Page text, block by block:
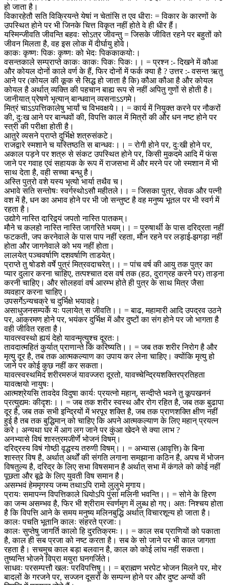
हो जाता है।
विकारहेतौ सति विक्रियन्ते येषां न चेतांसि त एव धीराः = विकार के कारणों के
उपस्थित होने पर भी जिनके चित्त विकृत नहीं होते वे ही धीर हैं।
यस्मिन्जीवति जीवन्ति बहवः सोऽत्र जीवन्तु = जिसके जीवित रहने पर बहुतों को
जीवन मिलता है, वह इस लोक में दीर्घायु होवे।
काकः कृष्णः पिकः कृष्णः को भेदः पिककाकयोः।
वसन्तकाले सम्प्राप्ते काकः काकः पिकः पिकः।। = प्रश्न :- दिखने में कौआ
और कोयल दोनों काले वर्ण के हैं, फिर दोनों में फर्क क्या है ? उत्तर :- वसन्त ऋतु
आने पर (कोयल की कूक से सिद्ध हो जाता है कि) कौआ कौआ है और कोयल
कोयल है अर्थात् व्यक्ति की पहचान बाह्य रूप से नहीं अपितु गुणों से होती है।
जानीयात् प्रेषणे भृत्यान् बान्धवान् व्यसनाऽऽगमे।
मित्रं चाऽऽपत्तिकालेषु भार्यां च विभवक्षये।। = कार्य में नियुक्त करने पर नौकरों
की, दुःख आने पर बान्धवों की, विपत्ति काल में मित्रों की और धन नष्ट होने पर
स्त्री की परीक्षा होती है।
आतुरे व्यसने प्राप्ते दुर्भिक्षे शत्रुसंकटे।
राजद्वारे स्मशाने च यस्तिष्ठति स बान्धवः।। = रोगी होने पर, दुःखी होने पर,
अकाल पड़ने पर शत्रु से संकट उपस्थित होने पर, किसी मुकदमे आदि में फंस
जाने पर गवाह एवं सहायक के रूप में राजसभा में और मरने पर जो स्मशान में भी
साथ देता है, वही सच्चा बन्धु है।
अस्ति पुत्रो वशे यस्य भृत्यो भार्या तथैव च।
अभावे सति सन्तोषः स्वर्गस्थोऽसौ महीतले।। = जिसका पुत्र, सेवक और पत्नी
वश में है, धन का अभाव होने पर भी जो सन्तुष्ट है वह मनुष्य भूतल पर भी स्वर्ग में
रहता है।
उद्योगे नास्ति दारिद्र्यं जपतो नास्ति पातकम्।
मौने च कलहो नास्ति नास्ति जागरिते भयम्।। = पुरुषार्थी के पास दरिद्रता नहीं
फटकती, जप करनेवाले के पास पाप नहीं रहता, मौन रहने पर लड़ाई-झगड़ा नहीं
होता और जागनेवाले को भय नहीं होता।
लालयेत् पञ्चवर्षाणि दशवर्षाणि ताडयेत्।
प्राप्ते तु षोडशे वर्षे पुत्रं मित्रवदाचरेत्।। = पांच वर्ष की आयु तक पुत्र का
प्यार दुलार करना चाहिए, तत्पश्चात दस वर्ष तक (हठ, दुराग्रह करने पर) ताड़ना
करनी चाहिए। और सोलहवां वर्ष आरम्भ होते ही पुत्र के साथ मित्र जैसा
व्यवहार करना चाहिए।
उपसर्गेऽन्यचक्रे च दुर्भिक्षे भयावहे।
असाधुजनसम्पर्के यः पलायेत् स जीवति।। = बाढ, महामारी आदि उपद्रव उठने
पर, आक्रमण होने पर, भयंकर दुर्भिक्ष में और दुष्टों का संग होने पर जो भागता है
वही जीवित रहता है।
यावत्स्वस्थो ह्ययं देहो यावन्मृत्युश्च दूरतः।
तावदात्महितं कुर्यात् प्राणान्ते किं करिष्यति।। = जब तक शरीर निरोग है और
मृत्यु दूर है, तब तक आत्मकल्याण का उपाय कर लेना चाहिए। क्योंकि मृत्यु हो
जाने पर कोई कुछ नहीं कर सकता।
यावत्स्वस्थमिदं शरीरमरुजं यावज्जरा दूरतो, यावच्चेन्द्रियशक्तिरप्रतिहता
यावत्क्षयो नायुषः।
आत्मश्रेयसि तावदेव विदुषा कार्यः प्रयत्नो महान्, सन्दीप्ते भवने तु कूपखननं
प्रत्युद्यमः कीदृशः।। = जब तक शरीर स्वस्थ और रोग रहित है, जब तक बुढापा
दूर है, जब तक सभी इन्द्रियों में भरपूर शक्ति है, जब तक प्राणशक्ति क्षीण नहीं
हुई है तब तक बुद्धिमान् को चाहिए कि अपने आत्मकल्याण के लिए महान् प्रयत्न
करे। अन्यथा घर में आग लग जाने पर कुंआ खेदने से क्या लाभ ?
अनभ्यासे विषं शास्त्रमजीर्णे भोजनं विषम्।
दरिद्रस्य विषं गोष्ठी वृद्धस्य तरुणी विषम्।। = अभ्यास (आवृत्ति) के बिना
शास्त्र विष है, अर्थात् अर्थों की संगति लगाना समझाना कठिन है, अपच में भोजन
विषतुल्य है, दरिद्र के लिए सभा विषसमान है अर्थात् सभा में कंगले को कोई नहीं
पूछता और बूढे के लिए युवती विष समान है।
असम्भवं हेममृगस्य जन्म तथाऽपि रामो लुलुभे मृगाय।
प्रायः समापन्न विपत्तिकाले धियोऽपि पुंसां मलिनी भवन्ति।। = सोने के हिरण
का जन्म असम्भव है, फिर भी श्रीराम स्वर्णमृग में लुब्ध हो गए। अतः निश्चय होता
है कि विपत्ति आने के समय मनुष्य मलिनबुद्धि अर्थात् विचारशून्य हो जाता है।
कालः पचति भूतानि कालः संहरते प्रजाः।
कालः सुप्तेषु जागर्ति कालो हि दुरतिक्रमः।। = काल सब प्राणियों को पकाता
है, काल ही सब प्रजा को नष्ट करता है। सब के सो जाने पर भी काल जागता
रहता है। सचमुच काल बड़ा बलवान है, काल को कोई लांघ नहीं सकता।
तुष्यन्ति भोजने विप्रा मयुरा घनगर्जिते।
साधवः परसम्पत्तौ खलः परविपत्तिषु।। = ब्राह्मण भरपेट भोजन मिलने पर, मोर
बादलों के गरजने पर, सज्जन दूसरों के सम्पन्न होने पर और दुष्ट अन्यों की